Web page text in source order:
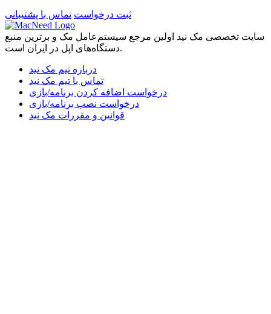
ثبت درخواست تماس با پشتیبانی
سایت تخصصی مک نید اولین مرجع سیستم‌عامل مک و برترین منبع
دستگاه‌های اپل در ایران است.
درباره تیم مک نید
تماس با تیم مک نید
درخواست اضافه کردن برنامه/بازی
درخواست نصب برنامه/بازی
قوانین و مقررات مک نید